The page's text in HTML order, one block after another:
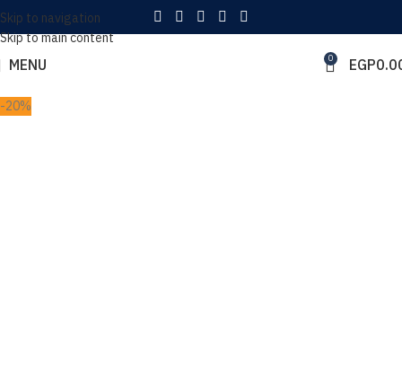
Skip to navigation
Skip to main content
MENU 0 EGP
-20%